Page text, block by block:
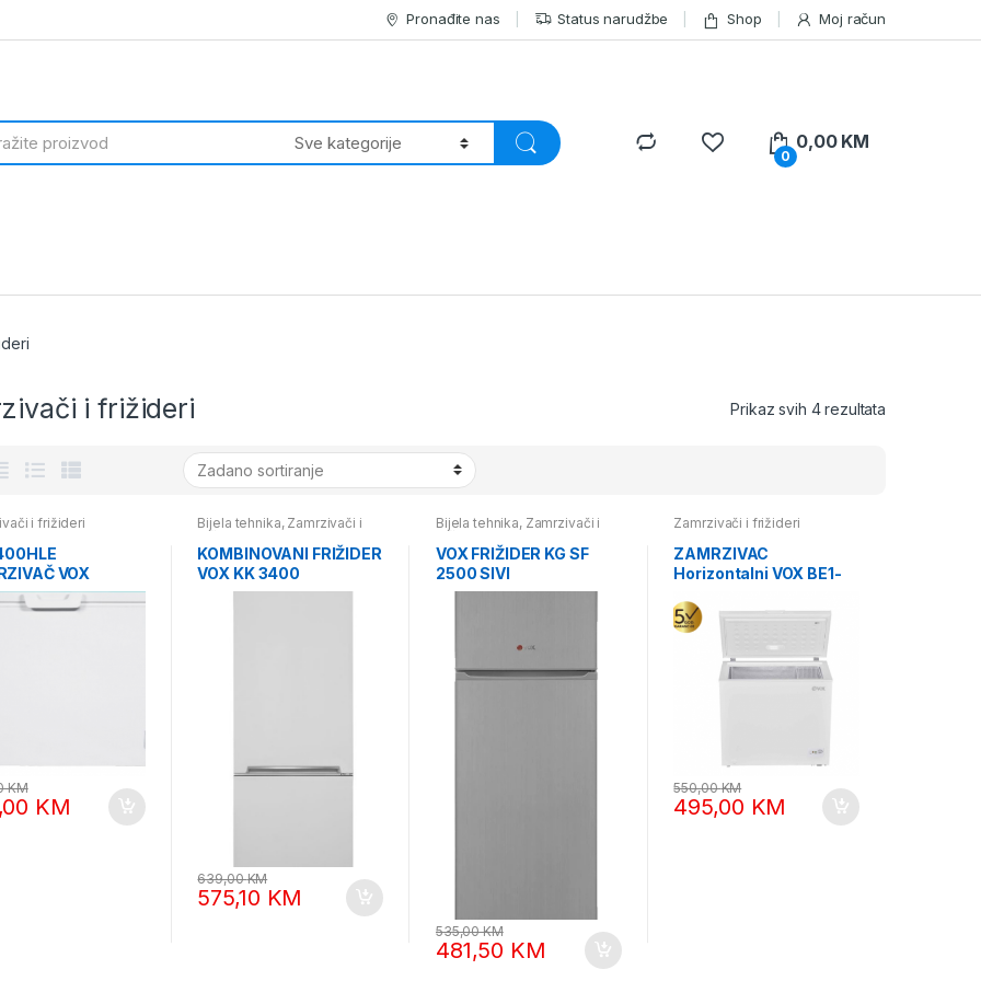
Pronađite nas Status narudžbe Shop Moj račun
0
0,00 KM
i frižideri Prikaz svih 4 rezultata
i frižideri
VOX
KM
KM
Bijela tehnika, Zamrzivači i
frižideri
KOMBINOVANI FRIŽIDER
VOX KK 3400
575,10 KM
639,00KM
Bijela tehnika, Zamrzivači i
frižideri
VOX FRIŽIDER KG SF
2500 SIVI
481,50 KM
535,00KM
Zamrzivači i frižideri
ZAMRZIVAC
Horizontalni VOX BE1-
495,00 KM
550,00KM